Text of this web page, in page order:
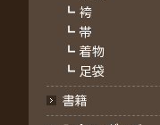
┗ 袴
┗ 帯
┗ 着物
┗ 足袋
書籍